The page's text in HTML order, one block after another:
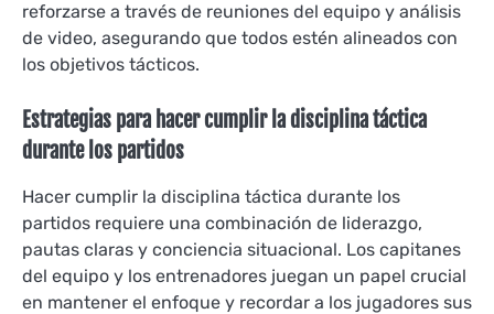
reforzarse a través de reuniones del equipo y análisis
de video, asegurando que todos estén alineados con
los objetivos tácticos.
Estrategias para hacer cumplir la disciplina táctica
durante los partidos
Hacer cumplir la disciplina táctica durante los
partidos requiere una combinación de liderazgo,
pautas claras y conciencia situacional. Los capitanes
del equipo y los entrenadores juegan un papel crucial
en mantener el enfoque y recordar a los jugadores sus